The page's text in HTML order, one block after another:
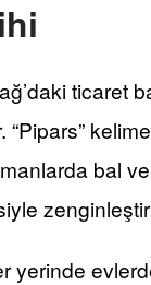
ticaret
“Pipars”
bal
yerinde